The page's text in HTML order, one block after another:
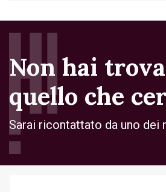
Non hai
quello che
Sarai ricontattato da uno dei